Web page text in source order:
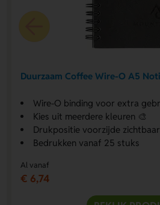
Duurzaam Coffee Wire-O A5
Wire-O binding voor extra
Kies uit meerdere kleuren 🎨
Drukpositie voorzijde zichtbaar
Bedrukken vanaf 25 stuks
Al vanaf
€ 6,74